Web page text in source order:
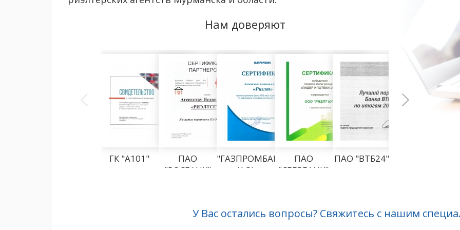
Нам доверяют
ГК "А101"
ПАО
"РОСБАНК"
"ГАЗПРОМБАНК"
(АО)
ПАО
"СБЕРБАНК"
ПАО "ВТБ24"
У Вас остались вопросы? Свяжитесь с нашим